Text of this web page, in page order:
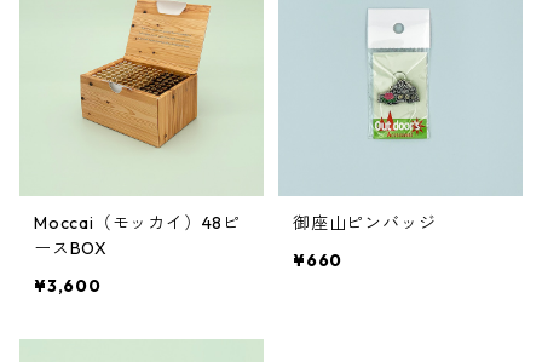
Moccai（モッカイ）48ピ
ースBOX
¥3,600
御座山ピンバッジ
¥660